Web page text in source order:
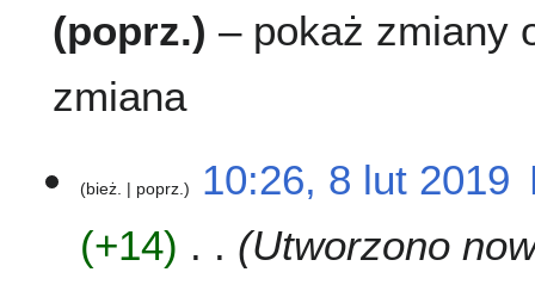
(poprz.) – pokaż zmiany
zmiana
l
bież. poprz. 10:26, 8 lut 2019
+14
Utworzono